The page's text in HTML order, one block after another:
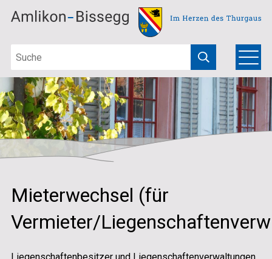
Navigieren in Amlikon-Bissegg
Schnellnavigation
Suchbegriff
Suche starten
Menu
Mieterwechsel (für
Vermieter/